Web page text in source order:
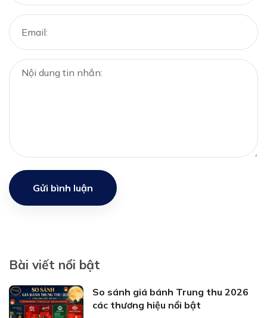
Gửi bình luận
Bài viết nổi bật
So sánh giá bánh Trung thu 2026
các thương hiệu nổi bật